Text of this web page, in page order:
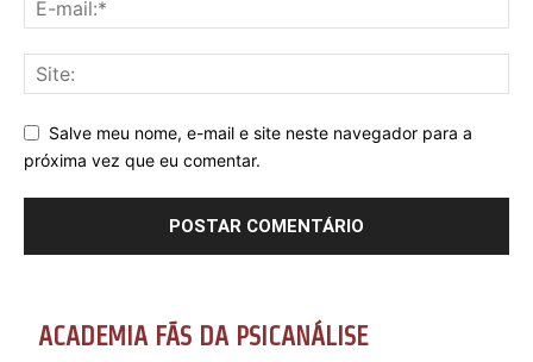
Salve meu nome, e-mail e site neste navegador para a
próxima vez que eu comentar.
ACADEMIA FÃS DA PSICANÁLISE